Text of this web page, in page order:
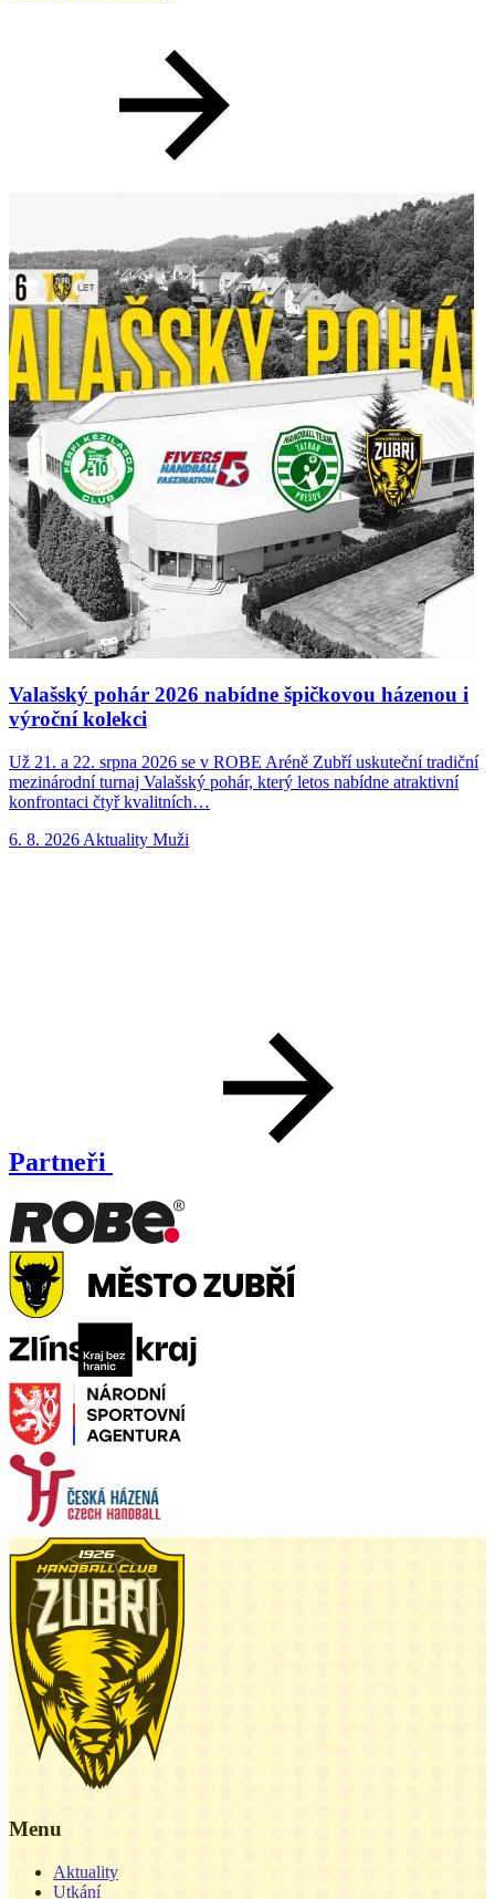
Valašský pohár 2026 nabídne špičkovou házenou i
výroční kolekci
Už 21. a 22. srpna 2026 se v ROBE Aréně Zubří uskuteční tradiční
mezinárodní turnaj Valašský pohár, který letos nabídne atraktivní
konfrontaci čtyř kvalitních…
6. 8. 2026 Aktuality Muži
Partneři
Menu
Aktuality
Utkání